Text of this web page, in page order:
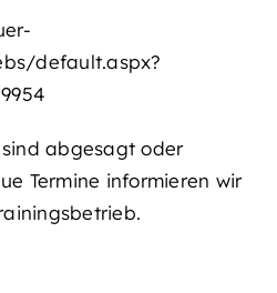
default.aspx?
abgesagt oder
Termine informieren wir